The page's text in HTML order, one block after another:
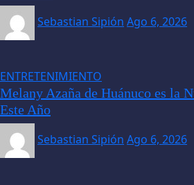
Sebastian Sipión Ago 6, 2026
ENTRETENIMIENTO
Melany Azaña de Huánuco es la
Este Año
Sebastian Sipión Ago 6, 2026